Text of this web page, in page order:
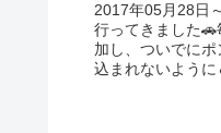
2017年05月28日
行ってきました
加し、ついでに
込まれないよう